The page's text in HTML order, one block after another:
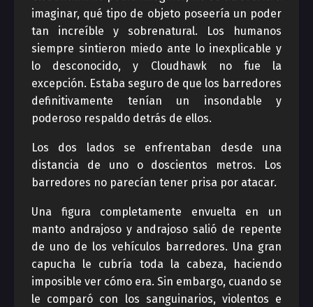
imaginar, qué tipo de objeto poseería un poder
tan increíble y sobrenatural. Los humanos
siempre sintieron miedo ante lo inexplicable y
lo desconocido, y Cloudhawk no fue la
excepción. Estaba seguro de que los barredores
definitivamente tenían un insondable y
poderoso respaldo detrás de ellos.
Los dos lados se enfrentaban desde una
distancia de uno o doscientos metros. Los
barredores no parecían tener prisa por atacar.
Una figura completamente envuelta en un
manto andrajoso y andrajoso salió de repente
de uno de los vehículos barredores. Una gran
capucha le cubría toda la cabeza, haciendo
imposible ver cómo era. Sin embargo, cuando se
le comparó con los sanguinarios, violentos e